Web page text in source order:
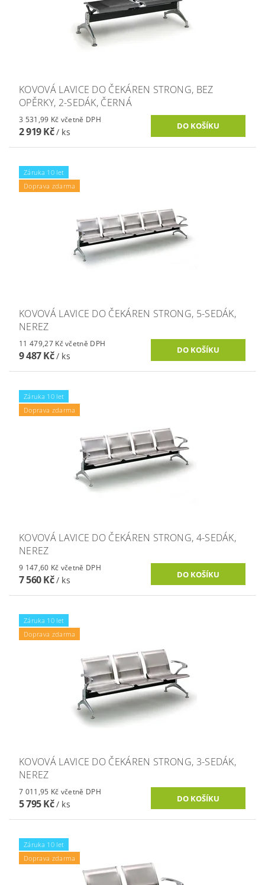
KOVOVÁ LAVICE DO ČEKÁREN STRONG, BEZ
OPĚRKY, 2-SEDÁK, ČERNÁ
3 531,99 Kč včetně DPH
2 919 Kč/ ks
Záruka 10 let
Doprava zdarma
KOVOVÁ LAVICE DO ČEKÁREN STRONG, 5-SEDÁK,
NEREZ
11 479,27 Kč včetně DPH
9 487 Kč/ ks
Záruka 10 let
Doprava zdarma
KOVOVÁ LAVICE DO ČEKÁREN STRONG, 4-SEDÁK,
NEREZ
9 147,60 Kč včetně DPH
7 560 Kč/ ks
Záruka 10 let
Doprava zdarma
KOVOVÁ LAVICE DO ČEKÁREN STRONG, 3-SEDÁK,
NEREZ
7 011,95 Kč včetně DPH
5 795 Kč/ ks
Záruka 10 let
Doprava zdarma